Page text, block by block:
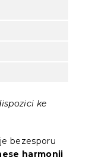
ke
je bezesporu
harmonii